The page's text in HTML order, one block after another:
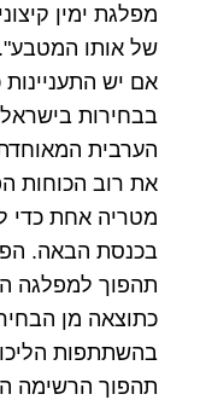
מפלגת ימין
של אותו המטבע".
אם יש
בבחירות
הערבית
את רוב הכוחות
מטריה אחת כדי
בכנסת הבאה.
תהפוך למפלגה
כתוצאה מן
בהשתתפות
תהפוך הרשימה